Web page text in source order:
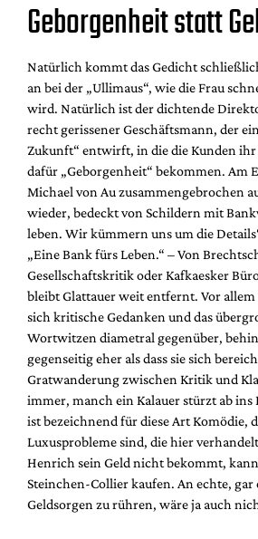
Geborgenheit statt
Natürlich kommt das Gedicht
an bei der „Ullimaus“, wie die Frau
wird. Natürlich ist der dichtende
recht gerissener Geschäftsmann, der
Zukunft“ entwirft, in die die Kunden ihr
dafür „Geborgenheit“ bekommen. Am
Michael von Au zusammengebrochen
wieder, bedeckt von Schildern mit
leben. Wir kümmern uns um die
„Eine Bank fürs Leben.“ – Von
Gesellschaftskritik oder Kafkaesker
bleibt Glattauer weit entfernt. Vor allem
sich kritische Gedanken und das
Wortwitzen diametral gegenüber,
gegenseitig eher als dass sie sich
Gratwanderung zwischen Kritik und
immer, manch ein Kalauer stürzt ab ins
ist bezeichnend für diese Art Komödie,
Luxusprobleme sind, die hier
Henrich sein Geld nicht bekommt,
Steinchen-Collier kaufen. An echte, gar
Geldsorgen zu rühren, wäre ja auch